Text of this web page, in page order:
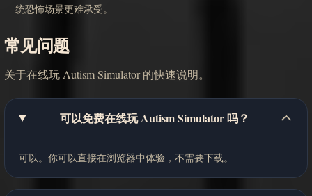
统恐怖场景更难承受。
常见问题
关于在线玩 Autism Simulator 的快速说明。
可以免费在线玩 Autism Simulator 吗？
可以。你可以直接在浏览器中体验，不需要下载。